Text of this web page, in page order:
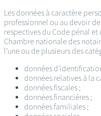
Les données à caractère
professionnel ou au devoir
respectives du Code pénal
Chambre nationale des
l’une ou de plusieurs des
données
données relatives à la
données fiscales ;
données financières ;
données familiales ;